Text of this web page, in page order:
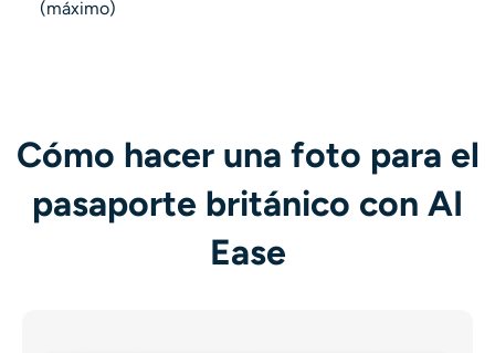
(máximo)
Cómo hacer una foto para el
pasaporte británico con AI
Ease